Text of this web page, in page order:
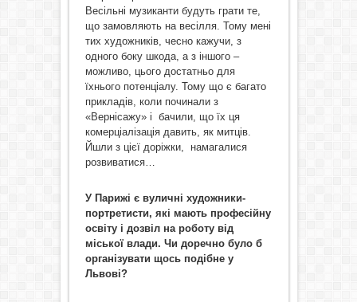
Весільні музиканти будуть грати те,
що замовляють на весілля. Тому мені
тих художників, чесно кажучи, з
одного боку шкода, а з іншого –
можливо, цього достатньо для
їхнього потенціалу. Тому що є багато
прикладів, коли починали з
«Вернісажу» і бачили, що їх ця
комерціалізація давить, як митців.
Йшли з цієї доріжки, намагалися
розвиватися…
У Парижі є вуличні художники-
портретисти, які мають професійну
освіту і дозвіл на роботу від
міської влади. Чи доречно було б
організувати щось подібне у
Львові?